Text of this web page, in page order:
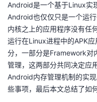
人
主
页
我
的
开
发
我
的
开
我
的
我
Android是一个基于Linux实
Android也仅仅只是一个运
内核之上的应用程序没有任
运行在Linux进程中的APK
分，一部分是Framework对
管理，这两部分共同决定应
Android内存管理机制的实
些事项，最后本文总结了如